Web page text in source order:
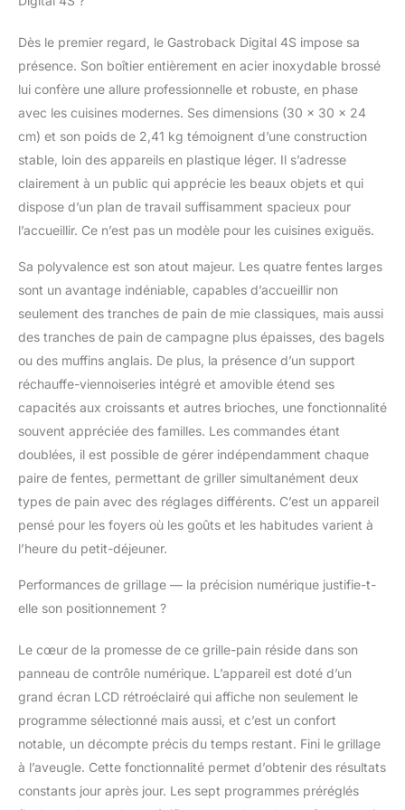
Dès le premier regard, le Gastroback Digital 4S impose sa
présence. Son boîtier entièrement en acier inoxydable brossé
lui confère une allure professionnelle et robuste, en phase
avec les cuisines modernes. Ses dimensions (30 x 30 x 24
cm) et son poids de 2,41 kg témoignent d’une construction
stable, loin des appareils en plastique léger. Il s’adresse
clairement à un public qui apprécie les beaux objets et qui
dispose d’un plan de travail suffisamment spacieux pour
l’accueillir. Ce n’est pas un modèle pour les cuisines exiguës.
Sa polyvalence est son atout majeur. Les quatre fentes larges
sont un avantage indéniable, capables d’accueillir non
seulement des tranches de pain de mie classiques, mais aussi
des tranches de pain de campagne plus épaisses, des bagels
ou des muffins anglais. De plus, la présence d’un support
réchauffe-viennoiseries intégré et amovible étend ses
capacités aux croissants et autres brioches, une fonctionnalité
souvent appréciée des familles. Les commandes étant
doublées, il est possible de gérer indépendamment chaque
paire de fentes, permettant de griller simultanément deux
types de pain avec des réglages différents. C’est un appareil
pensé pour les foyers où les goûts et les habitudes varient à
l’heure du petit-déjeuner.
Performances de grillage — la précision numérique justifie-t-
elle son positionnement ?
Le cœur de la promesse de ce grille-pain réside dans son
panneau de contrôle numérique. L’appareil est doté d’un
grand écran LCD rétroéclairé qui affiche non seulement le
programme sélectionné mais aussi, et c’est un confort
notable, un décompte précis du temps restant. Fini le grillage
à l’aveugle. Cette fonctionnalité permet d’obtenir des résultats
constants jour après jour. Les sept programmes préréglés